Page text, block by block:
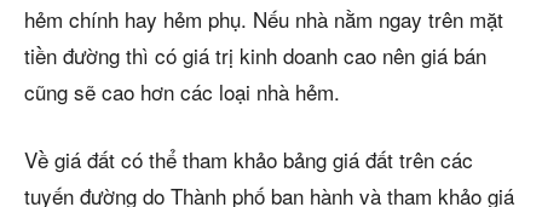
hẻm chính hay hẻm phụ. Nếu nhà nằm ngay trên mặt
tiền đường thì có giá trị kinh doanh cao nên giá bán
cũng sẽ cao hơn các loại nhà hẻm.
Về giá đất có thể tham khảo bảng giá đất trên các
tuyến đường do Thành phố ban hành và tham khảo giá